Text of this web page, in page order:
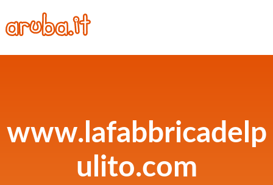
www.lafabbricadelp
ulito.com